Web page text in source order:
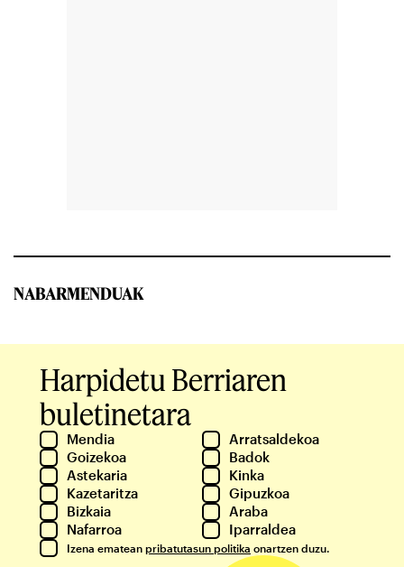
NABARMENDUAK
Harpidetu Berriaren
buletinetara
Mendia
Arratsaldekoa
Goizekoa
Badok
Astekaria
Kinka
Kazetaritza
Gipuzkoa
Bizkaia
Araba
Nafarroa
Iparraldea
Izena ematean pribatutasun politika onartzen duzu.